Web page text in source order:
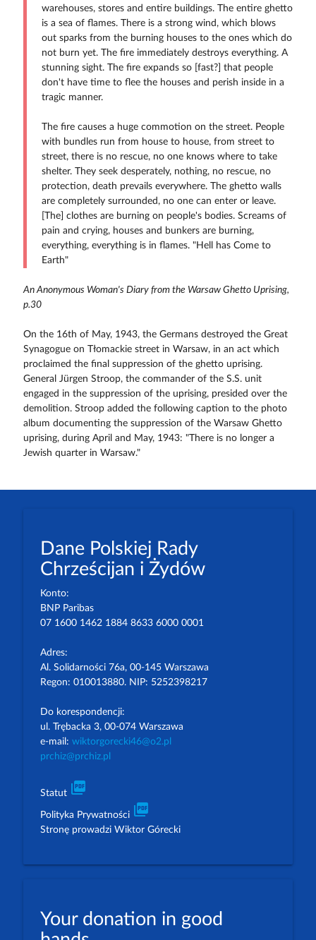
warehouses, stores and entire buildings. The entire ghetto
is a sea of flames. There is a strong wind, which blows
out sparks from the burning houses to the ones which do
not burn yet. The fire immediately destroys everything. A
stunning sight. The fire expands so [fast?] that people
don't have time to flee the houses and perish inside in a
tragic manner.
The fire causes a huge commotion on the street. People
with bundles run from house to house, from street to
street, there is no rescue, no one knows where to take
shelter. They seek desperately, nothing, no rescue, no
protection, death prevails everywhere. The ghetto walls
are completely surrounded, no one can enter or leave.
[The] clothes are burning on people's bodies. Screams of
pain and crying, houses and bunkers are burning,
everything, everything is in flames. "Hell has Come to
Earth"
An Anonymous Woman's Diary from the Warsaw Ghetto Uprising,
p.30
On the 16th of May, 1943, the Germans destroyed the Great
Synagogue on Tłomackie street in Warsaw, in an act which
proclaimed the final suppression of the ghetto uprising.
General Jürgen Stroop, the commander of the S.S. unit
engaged in the suppression of the uprising, presided over the
demolition. Stroop added the following caption to the photo
album documenting the suppression of the Warsaw Ghetto
uprising, during April and May, 1943: "There is no longer a
Jewish quarter in Warsaw."
Dane Polskiej Rady
Chrześcijan i Żydów
Konto:
BNP Paribas
07 1600 1462 1884 8633 6000 0001
Adres:
Al. Solidarności 76a, 00-145 Warszawa
Regon: 010013880. NIP: 5252398217
Do korespondencji:
ul. Trębacka 3, 00-074 Warszawa
e-mail: wiktorgorecki46@o2.pl
prchiz@prchiz.pl
Statut picture_as_pdf
Polityka Prywatności picture_as_pdf
Stronę prowadzi Wiktor Górecki
Your donation in good